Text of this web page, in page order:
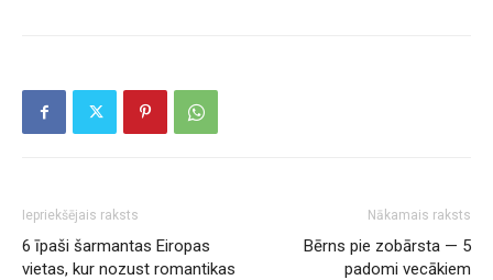
Iepriekšējais raksts
6 īpaši šarmantas Eiropas
vietas, kur nozust romantikas
Nākamais raksts
Bērns pie zobārsta — 5
padomi vecākiem